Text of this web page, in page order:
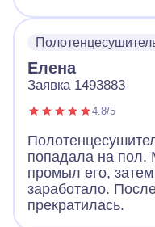
Елена
Заявка 1493883
4.8/5
попадала на пол.
промыл его,
заработало.
прекратилась.